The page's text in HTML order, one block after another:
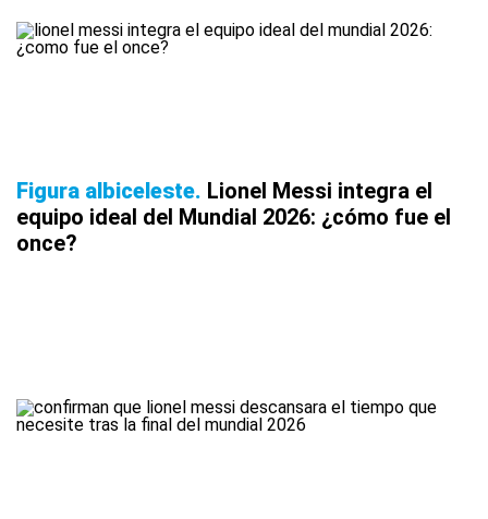
Figura albiceleste Lionel Messi integra el
equipo ideal del Mundial 2026: ¿cómo fue el
once?